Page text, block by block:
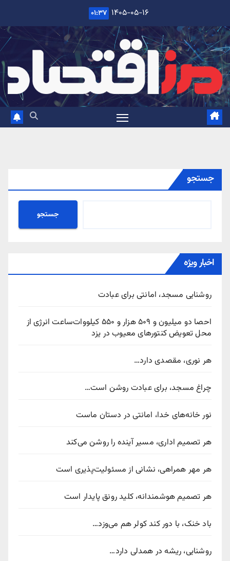
content
۱۴۰۵-۰۵-۱۶ ۰۱:۳۷
جستجو
جستجو
اخبار ویژه
روشنایی مسجد، امانتی برای عبادت
احصا دو میلیون و ۵۰۹ هزار و ۵۵۰ کیلووات‌ساعت انرژی از
محل تعویض کنتورهای معیوب در یزد
هر نوری، مقصدی دارد…
چراغ مسجد، برای عبادت روشن است…
نور خانه‌های خدا، امانتی در دستان ماست
هر تصمیم اداری، مسیر آینده را روشن می‌کند
هر مهر همراهی، نشانی از مسئولیت‌پذیری است
هر تصمیم هوشمندانه، کلید رونق پایدار است
باد خنک، با دور کند کولر هم می‌وزد…
روشنایی، ریشه در همدلی دارد…